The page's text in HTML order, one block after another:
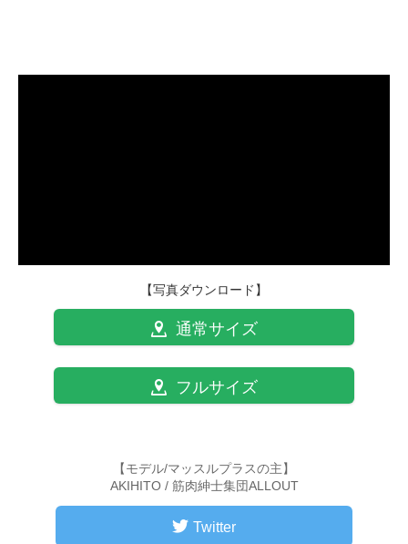
【写真ダウンロード】
通常サイズ
フルサイズ
【モデル/マッスルプラスの主】
AKIHITO / 筋肉紳士集団ALLOUT
Twitter